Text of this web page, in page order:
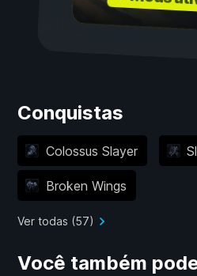
Conquistas
Colossus Slayer
Broken Wings
Ver todas (57)
Você também